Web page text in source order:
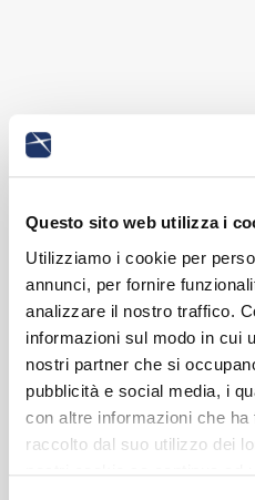
Questo sito web utilizza i
Utilizziamo i cookie per
annunci, per fornire
analizzare il nostro traffico.
informazioni sul modo in cui
nostri partner che si
pubblicità e social media, i
con altre informazioni che
raccolto dal suo utilizzo dei